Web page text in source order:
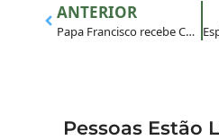
ANTERIOR
Papa Francisco recebe Colégio Internacional de Jesus
Pessoas Estão